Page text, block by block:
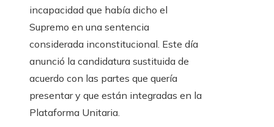
incapacidad que había dicho el
Supremo en una sentencia
considerada inconstitucional. Este día
anunció la candidatura sustituida de
acuerdo con las partes que quería
presentar y que están integradas en la
Plataforma Unitaria.